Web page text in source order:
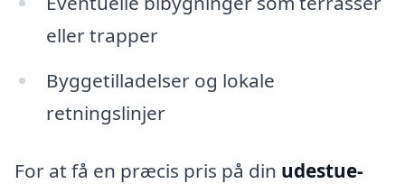
eller trapper
Byggetilladelser og lokale
retningslinjer
For at få en præcis pris på din udestue-